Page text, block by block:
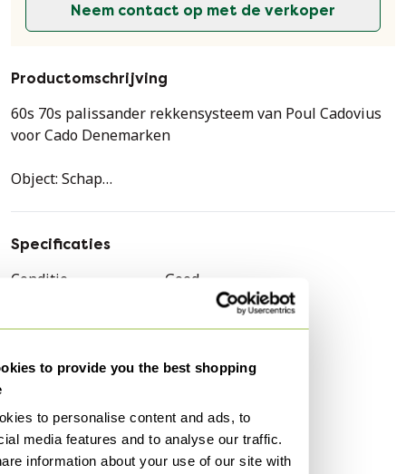
to provide you the best shopping
to personalise content and ads, to
media features and to analyse our traffic.
information about your use of our site with
Neem contact op met de verkoper
Productomschrijving
60s 70s palissander rekkensysteem van Poul Cadovius
voor Cado Denemarken
Object: Schap
Diepte = 49 cm
Hoogte = 250 cm
Specificaties
Conditie
Goed
Meerdere kleuren
Aantal stuks
1
Hoogte
250 cm
Breedte
241 cm